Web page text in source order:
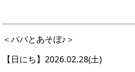
＜パパとあそぼ♪＞
【日にち】2026.02.28(土)